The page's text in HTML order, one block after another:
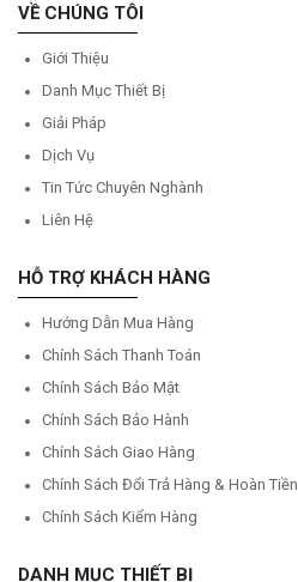
VỀ CHÚNG TÔI
Giới Thiệu
Danh Mục Thiết Bị
Giải Pháp
Dịch Vụ
Tin Tức Chuyên Nghành
Liên Hệ
HỖ TRỢ KHÁCH HÀNG
Hướng Dẫn Mua Hàng
Chính Sách Thanh Toán
Chính Sách Bảo Mật
Chính Sách Bảo Hành
Chính Sách Giao Hàng
Chính Sách Đổi Trả Hàng & Hoàn Tiền
Chính Sách Kiểm Hàng
DANH MỤC THIẾT BỊ